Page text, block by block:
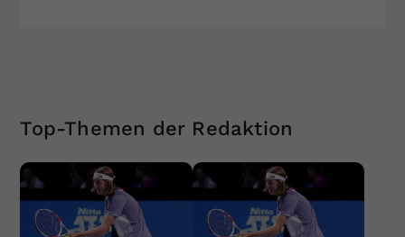
Top-Themen der Redaktion